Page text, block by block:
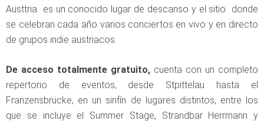
Austtria es un conocido lugar de descanso y el sitio donde
se celebran cada año varios conciertos en vivo y en directo
de grupos indie austriacos.
De acceso totalmente gratuito, cuenta con un completo
repertorio de eventos, desde Stpittelau hasta el
Franzensbrücke, en un sinfín de lugares distintos, entre los
que se incluye el Summer Stage, Strandbar Herrmann y